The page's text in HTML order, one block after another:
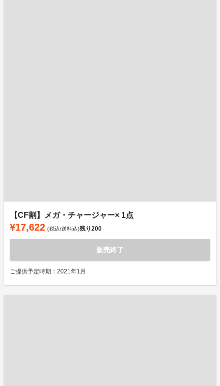
【CF割】メガ・チャージャー× 1点
¥17,622 (税込/送料込)残り200
販売終了
ご提供予定時期：2021年1月